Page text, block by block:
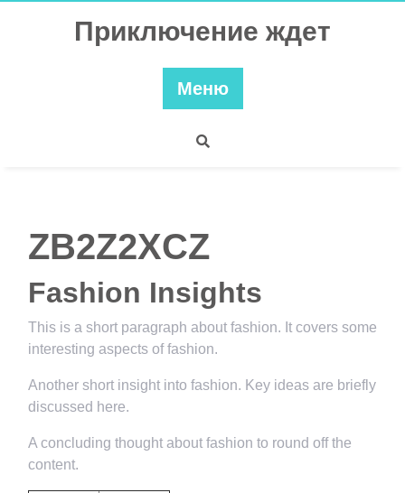
Приключение ждет
Меню
ZB2Z2XCZ
Fashion Insights
This is a short paragraph about fashion. It covers some
interesting aspects of fashion.
Another short insight into fashion. Key ideas are briefly
discussed here.
A concluding thought about fashion to round off the
content.